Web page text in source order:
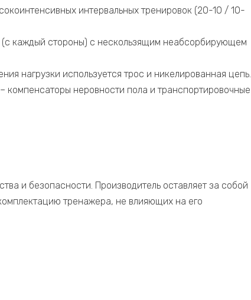
интервальных тренировок (20-10 / 10-
(с каждый стороны) с нескользящим неабсорбирующем
нагрузки используется трос и никелированная цепь.
компенсаторы неровности пола и транспортировочные
и безопасности. Производитель оставляет за собой
тренажера, не влияющих на его